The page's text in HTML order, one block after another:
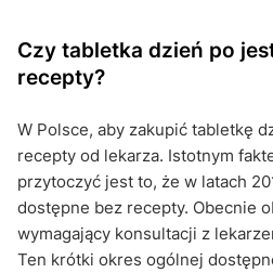
Czy tabletka dzień po
recepty?
W Polsce, aby zakupić tabletkę
recepty od lekarza. Istotnym
przytoczyć jest to, że w latach
dostępne bez recepty. Obecnie
wymagający konsultacji z
Ten krótki okres ogólnej